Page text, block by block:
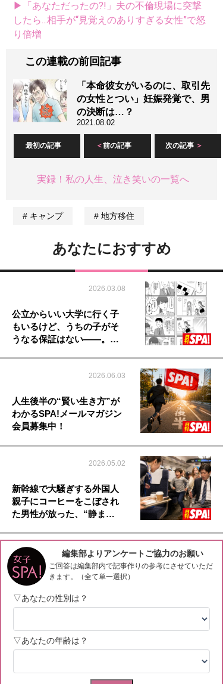
▶「あなただったの?!」夫の不倫現場に突撃
したら...相手が“見覚えのありすぎる女性”で怒
り倍増
この連載の前回記事
「本命彼女がいるのに、取引先
の女性とつい」妊娠発覚で、男
の決断は…？
2021.08.02
最初の記事 前の記事 次の記事
実録！私の人生、泣き笑いの一覧へ
キャンプ 地方移住
あなたにおすすめ
2026.03.08
公立からいい大学に行く子
もいるけど、うちの子がそ
うなる保証はない――。…
2026.06.03
人生後半の“賢い生き方”が
わかるSPA!メールマガジン
会員募集中！
2026.05.02
新幹線で大騒ぎする外国人
親子にコーヒーをこぼされ
た男性が放った、“静ま…